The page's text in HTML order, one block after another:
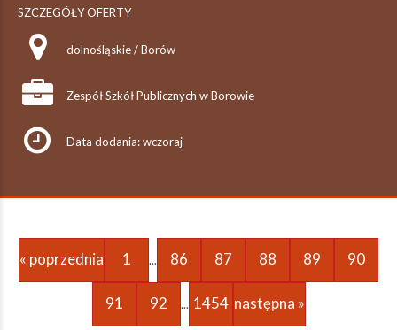
SZCZEGÓŁY OFERTY
dolnośląskie / Borów
Zespół Szkół Publicznych w Borowie
Data dodania: wczoraj
« poprzednia 1 ... 86 87 88 89 90
91 92 ... 1454 następna »